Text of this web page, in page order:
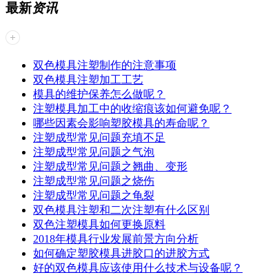
最新资讯
双色模具注塑制作的注意事项
双色模具注塑加工工艺
模具的维护保养怎么做呢？
注塑模具加工中的收缩痕该如何避免呢？
哪些因素会影响塑胶模具的寿命呢？
注塑成型常见问题​充填不足
注塑成型常见问题之气泡
注塑成型常见问题之翘曲、变形
注塑成型常见问题之烧伤
注塑成型常见问题之龟裂
双色模具注塑和二次注塑有什么区别
双色注塑模具如何更换原料
2018年模具行业发展前景方向分析
如何确定塑胶模具进胶口的进胶方式
好的双色模具应该使用什么技术与设备呢？